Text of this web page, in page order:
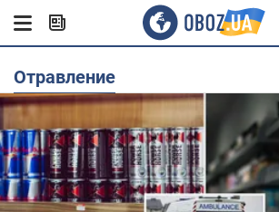
отравление